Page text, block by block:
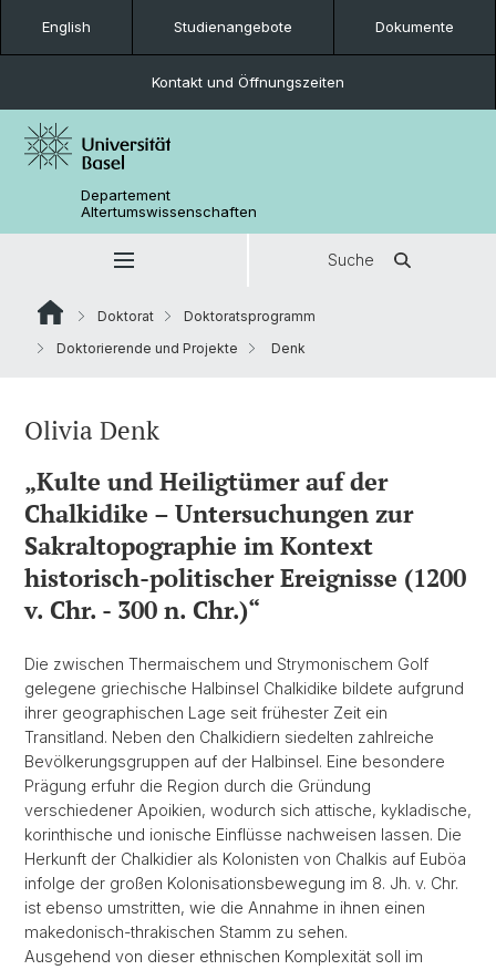
English Studienangebote Dokumente
Kontakt und Öffnungszeiten
Departement
Altertumswissenschaften
Suche
Doktorat
Doktoratsprogramm
Doktorierende und Projekte
Denk
Olivia Denk
„Kulte und Heiligtümer auf der
Chalkidike – Untersuchungen zur
Sakraltopographie im Kontext
historisch-politischer Ereignisse (1200
v. Chr. - 300 n. Chr.)“
Die zwischen Thermaischem und Strymonischem Golf
gelegene griechische Halbinsel Chalkidike bildete aufgrund
ihrer geographischen Lage seit frühester Zeit ein
Transitland. Neben den Chalkidiern siedelten zahlreiche
Bevölkerungsgruppen auf der Halbinsel. Eine besondere
Prägung erfuhr die Region durch die Gründung
verschiedener Apoikien, wodurch sich attische, kykladische,
korinthische und ionische Einflüsse nachweisen lassen. Die
Herkunft der Chalkidier als Kolonisten von Chalkis auf Euböa
infolge der großen Kolonisationsbewegung im 8. Jh. v. Chr.
ist ebenso umstritten, wie die Annahme in ihnen einen
makedonisch-thrakischen Stamm zu sehen.
Ausgehend von dieser ethnischen Komplexität soll im